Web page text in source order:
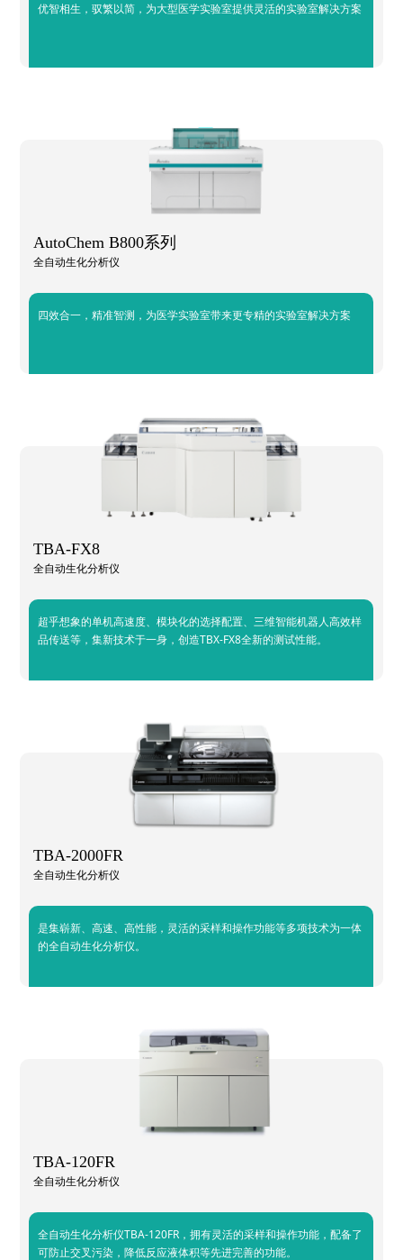
优智相生，驭繁以简，为大型医学实验室提供灵活的实验室解决方案
AutoChem B800系列
全自动生化分析仪
四效合一，精准智测，为医学实验室带来更专精的实验室解决方案
TBA-FX8
全自动生化分析仪
超乎想象的单机高速度、模块化的选择配置、三维智能机器人高效样
品传送等，集新技术于一身，创造TBX-FX8全新的测试性能。
TBA-2000FR
全自动生化分析仪
是集崭新、高速、高性能，灵活的采样和操作功能等多项技术为一体
的全自动生化分析仪。
TBA-120FR
全自动生化分析仪
全自动生化分析仪TBA-120FR，拥有灵活的采样和操作功能，配备了
可防止交叉污染，降低反应液体积等先进完善的功能。